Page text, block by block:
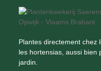
Plantes directement chez
les hortensias, aussi bien
jardin.